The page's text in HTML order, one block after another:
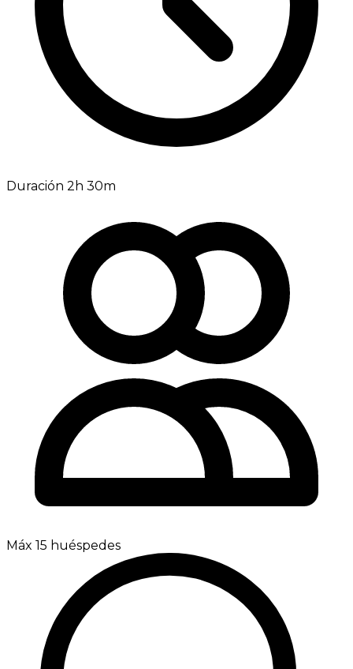
Duración 2h 30m
Máx 15 huéspedes